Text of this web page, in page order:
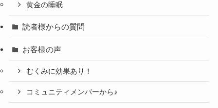
黄金の睡眠
読者様からの質問
お客様の声
むくみに効果あり！
コミュニティメンバーから♪